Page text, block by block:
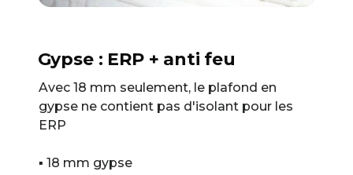
Gypse : ERP + anti feu
Avec 18 mm seulement, le plafond en
gypse ne contient pas d'isolant pour les
ERP
▪ 18 mm gypse